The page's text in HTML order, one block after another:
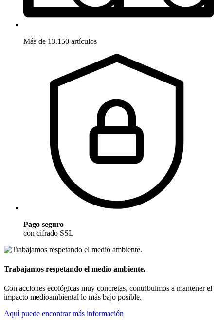
Más de 13.150 artículos
Pago seguro
con cifrado SSL
Trabajamos respetando el medio ambiente.
Con acciones ecológicas muy concretas, contribuimos a mantener el
impacto medioambiental lo más bajo posible.
Aquí puede encontrar más información